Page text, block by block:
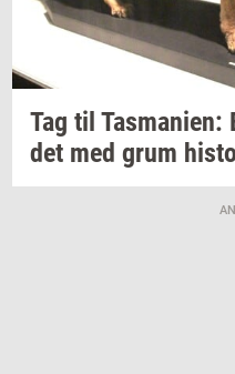
Tag til Tas­ma­ni­en:
det med grum